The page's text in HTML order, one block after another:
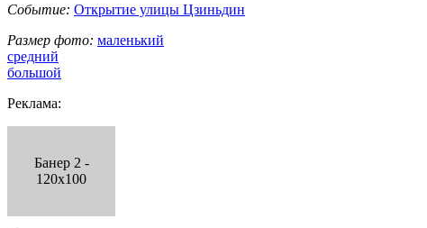
Событие: Открытие улицы Цзиньдин
Размер фото: маленький
средний
большой
Реклама:
Банер 2 -
120x100